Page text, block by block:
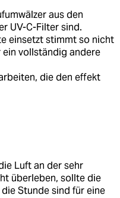
aus den
UV-C-Filter sind.
einsetzt stimmt so nicht
vollständig andere
die den effekt
Luft an der sehr
überleben, sollte die
Stunde sind für eine